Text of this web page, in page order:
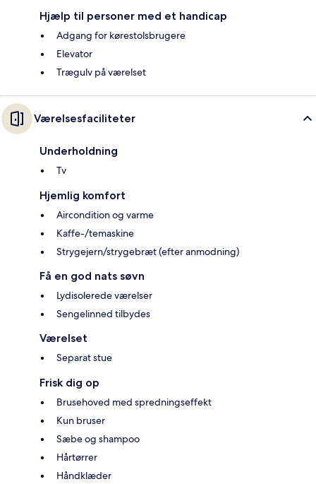
Hjælp til personer med et handicap
Adgang for kørestolsbrugere
Elevator
Trægulv på værelset
Værelsesfaciliteter
Underholdning
Tv
Hjemlig komfort
Aircondition og varme
Kaffe-/temaskine
Strygejern/strygebræt (efter anmodning)
Få en god nats søvn
Lydisolerede værelser
Sengelinned tilbydes
Værelset
Separat stue
Frisk dig op
Brusehoved med spredningseffekt
Kun bruser
Sæbe og shampoo
Hårtørrer
Håndklæder